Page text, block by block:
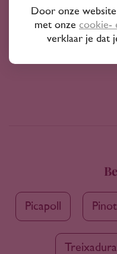
Picapoll
Treixadura
Door onze
met onze cookie-
verklaar je dat